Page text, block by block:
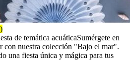
de temática acuáticaSumérgete en
con nuestra colección "Bajo el mar".
una fiesta única y mágica para tus